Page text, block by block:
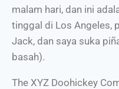
malam hari, dan ini
tinggal di Los Angeles,
Jack, dan saya suka
basah).
The XYZ Doohickey